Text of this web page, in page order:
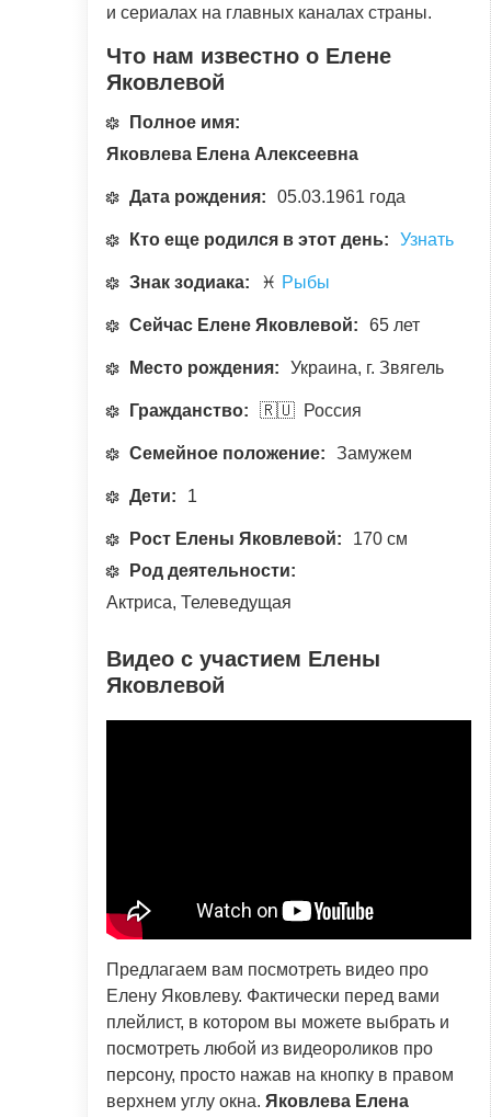
и сериалах на главных каналах страны.
Что нам известно о Елене
Яковлевой
Полное имя:
Яковлева Елена Алексеевна
Дата рождения: 05.03.1961 года
Кто еще родился в этот день: Узнать
Знак зодиака: ♓ Рыбы
Сейчас Елене Яковлевой: 65 лет
Место рождения: Украина, г. Звягель
Гражданство: 🇷🇺 Россия
Семейное положение: Замужем
Дети: 1
Рост Елены Яковлевой:
170 см
Род деятельности:
Актриса, Телеведущая
Видео с участием Елены
Яковлевой
Предлагаем вам посмотреть видео про
Елену Яковлеву. Фактически перед вами
плейлист, в котором вы можете выбрать и
посмотреть любой из видеороликов про
персону, просто нажав на кнопку в правом
верхнем углу окна. Яковлева Елена